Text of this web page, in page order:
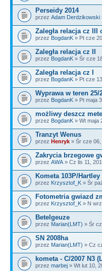
Perseidy 2014
przez Adam Derdzikowski
Zaległa relacja cz III
przez BogdanK » Pt cze
Zaległa relacja cz II
przez BogdanK » Śr cze
Zaległa relacja cz I
przez BogdanK » Pt cze
Wyprawa w teren 25/
przez BogdanK » Pt maja
możliwy deszcz
przez BogdanK » Wt maja
Tranzyt Wenus
przez Henryk » Śr cze
Zakrycia brzegowe
przez AWA » Cz lis 11,
Kometa 103P/Hartley
przez Krzysztof_K » Śr
Fotometria gwiazd
przez Krzysztof_K » N
Betelgeuze
przez Marian(LMT) » Śr
SN 2008ha
przez Marian(LMT) » Cz
kometa - C/2007 N3
przez marbej » Wt lut 10,